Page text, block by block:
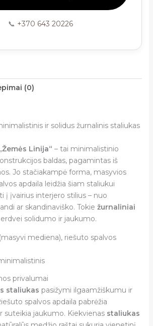
📞 +370 643 20226
(0)
ir solidus žurnalinis staliukas
Linija“ – tai minimalistinio
baldas, pagamintas iš
Jo stačiakampė forma, masyvios
apdaila leidžia šiam staliukui
į įvairius interjero stilius – nuo
ar skandinaviško. Tokie žurnaliniai
solidumo ir jaukumo.
mediena), riešuto spalvos
privalumai
staliukas pasižymi ilgaamžiškumu ir
spalvos apdaila pabrėžia
suteikia jaukumo. Kiekvienas staliukas